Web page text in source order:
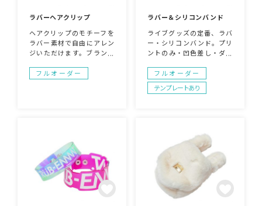
ラバーヘアクリップ
ヘアクリップのモチーフを
ラバー素材で自由にアレン
ジいただけます。ブランド
ーなどの形に自由にカスタ
マイズが可能です。ヘアア
フルオーダー
ラバー＆シリコンバンド
ライブグッズの定番、ラバ
ー・シリコンバンド。プリ
ントのみ・凹色差し・ダイ
印刷・ラメ入り・虫除けの
香りつき等さまざまな表現
の対応が可能。ライブグッ
フルオーダー
テンプレートあり